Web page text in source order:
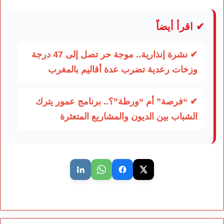
✔ اقرأ أيضاً
✔ نشرة إنذارية.. موجة حر تصل إلى 47 درجة
وزخات رعدية تضرب عدة أقاليم بالمغرب
✔ “فرصة” أم “ورطة”؟.. برنامج عمور يترك
الشباب بين الديون والمشاريع المتعثرة